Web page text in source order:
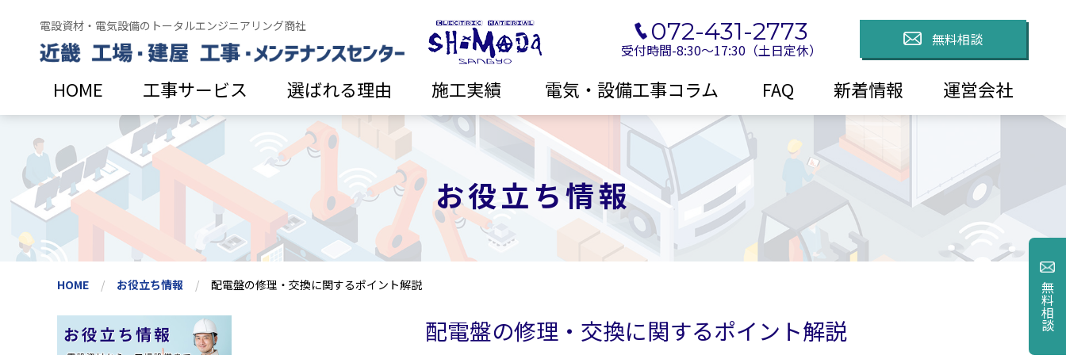
電設資材・電気設備のトータルエンジニアリング商社 072-431-2773
受付時間-8:30〜17:30（土日定休）
無料相談
HOME 工事サービス 選ばれる理由 施工実績 電気・設備工事コラム FAQ 新着情報 運営会社
お役立ち情報
HOME お役立ち情報 配電盤の修理・交換に関するポイント解説
配電盤の修理・交換に関するポイント解説 無料相談